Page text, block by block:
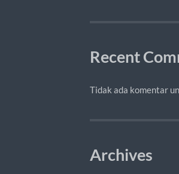
Recent
Tidak ada komentar
Archives